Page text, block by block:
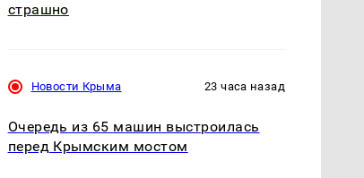
На Урале из казны
были украдены 18
Как выглядит место
крушение вертолета на
страшно
Новости Крыма 23 часа назад
Очередь из 65 машин выстроилась
перед Крымским мостом